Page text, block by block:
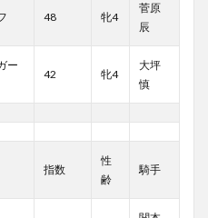
48 牝4
菅原
辰
ー
42 牝4
大坪
慎
指数
性
齢
騎手